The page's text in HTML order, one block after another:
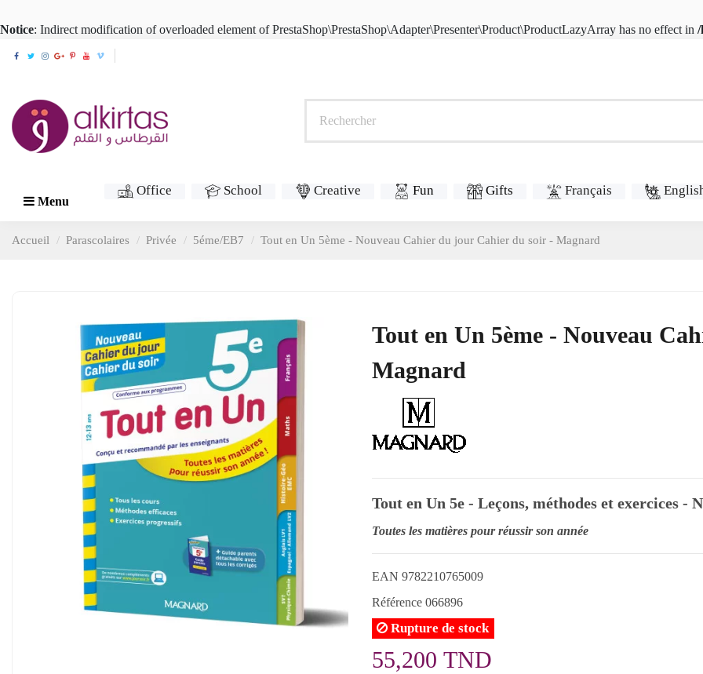
Notice: Indirect modification of overloaded element of PrestaShop\PrestaShop\Adapter\Presenter\Product\ProductLazyArray has no effect in /
Menu
Office School Creative Fun Gifts Français
Accueil Parascolaires Privée 5éme/EB7 Tout en Un 5ème - Nouveau Cahier du jour Cahier du soir - Magnard
Tout en Un 5ème - Nouveau
Magnard
Tout en Un 5e - Leçons, méthodes et exercices
Toutes les matières pour réussir son année
EAN 9782210765009
Référence 066896
Rupture de stock
55,200 TND